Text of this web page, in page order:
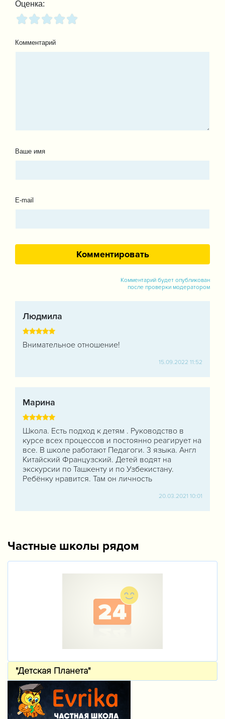
Оценка:
Комментарий
Ваше имя
E-mail
Комментарий будет опубликован
после проверки модератором
Людмила
Внимательное отношение!
15.09.2022 11:52
Марина
Школа. Есть подход к детям . Руководство в
курсе всех процессов и постоянно реагирует на
все. В школе работают Педагоги. 3 языка. Англ
Китайский Французский. Детей водят на
экскурсии по Ташкенту и по Узбекистану.
Ребёнку нравится. Там он личность
20.03.2021 10:01
Частные школы рядом
"Детская Планета"